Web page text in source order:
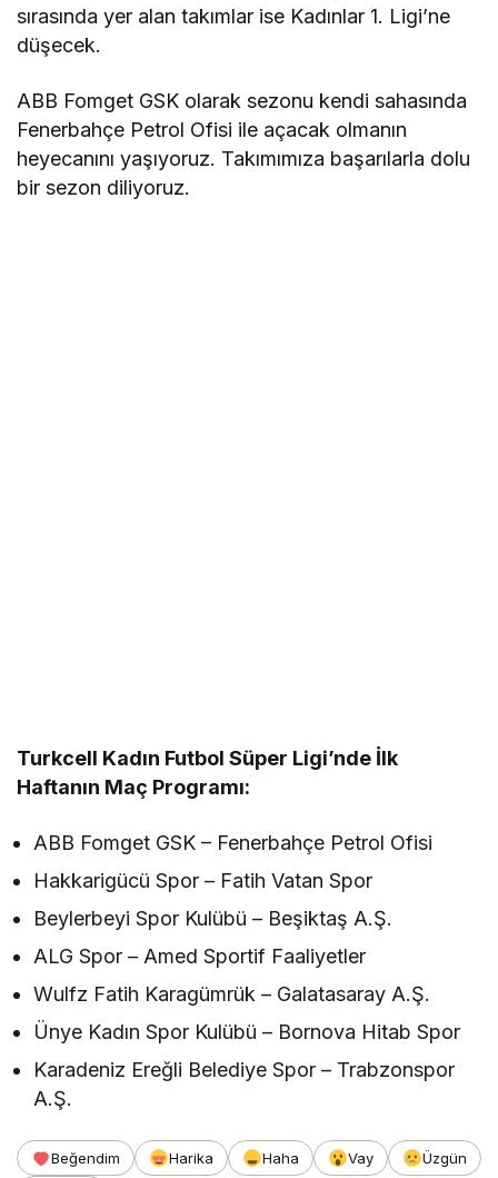
sırasında yer alan takımlar ise Kadınlar 1. Ligi’ne
düşecek.
ABB Fomget GSK olarak sezonu kendi sahasında
Fenerbahçe Petrol Ofisi ile açacak olmanın
heyecanını yaşıyoruz. Takımımıza başarılarla dolu
bir sezon diliyoruz.
Turkcell Kadın Futbol Süper Ligi’nde İlk
Haftanın Maç Programı:
ABB Fomget GSK – Fenerbahçe Petrol Ofisi
Hakkarigücü Spor – Fatih Vatan Spor
Beylerbeyi Spor Kulübü – Beşiktaş A.Ş.
ALG Spor – Amed Sportif Faaliyetler
Wulfz Fatih Karagümrük – Galatasaray A.Ş.
Ünye Kadın Spor Kulübü – Bornova Hitab Spor
Karadeniz Ereğli Belediye Spor – Trabzonspor
A.Ş.
Beğendim Harika Haha Vay Üzgün